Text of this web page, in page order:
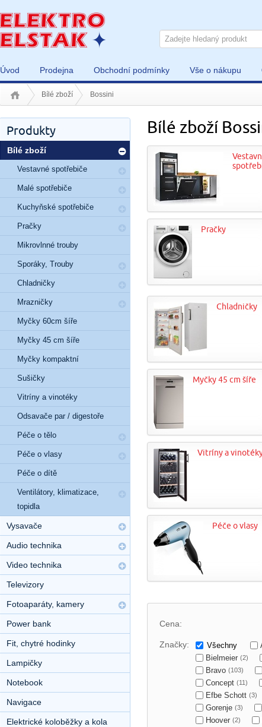
Úvod Prodejna Obchodní podmínky Vše o nákupu
Bílé zboží Bossini
Bílé zboží
Pračky
Chladničky
Myčky 45 cm šíře
Vitríny a
Péče o vlasy
Cena:
Značky: Všechny
Bielmeier (2)
Bravo (103)
Concept (11)
Efbe Schott (3)
Gorenje (3)
Hoover (2)
Produkty
Bílé zboží
Vestavné spotřebiče
Malé spotřebiče
Kuchyňské spotřebiče
Pračky
Mikrovlnné trouby
Sporáky, Trouby
Chladničky
Mrazničky
Myčky 60cm šíře
Myčky 45 cm šíře
Myčky kompaktní
Sušičky
Vitríny a vinotéky
Odsavače par / digestoře
Péče o tělo
Péče o vlasy
Péče o dítě
Ventilátory, klimatizace,
topidla
Vysavače
Audio technika
Video technika
Televizory
Fotoaparáty, kamery
Power bank
Fit, chytré hodinky
Lampičky
Notebook
Navigace
Elektrické koloběžky a kola